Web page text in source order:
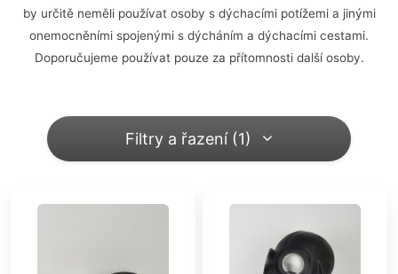
by určitě neměli používat osoby s dýchacími potížemi a jinými
onemocněními spojenými s dýcháním a dýchacími cestami.
Doporučujeme používat pouze za přítomnosti další osoby.
Filtry a řazení (1)